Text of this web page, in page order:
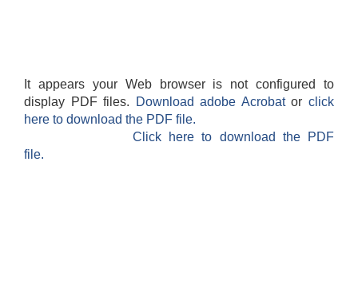
It appears your Web browser is not configured to
display PDF files.
Download adobe Acrobatorclick
here to download the PDF file.
Click here to download the PDF
file.